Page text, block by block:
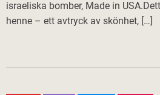
israeliska bomber, Made in
henne – ett avtryck av skönhet, […]